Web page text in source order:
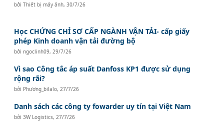
bởiThiết bị máy ảnh,30/7/26
Học CHỨNG CHỈ SƠ CẤP NGÀNH VẬN TẢI- cấp giấy
phép Kinh doanh vận tải đường bộ
bởingoclinh09, 29/7/26
Vì sao Công tắc áp suất Danfoss KP1 được sử dụng
rộng rãi?
bởi Phương_bilalo, 27/7/26
Danh sách các công ty fowarder uy tín tại Việt Nam
bởi3W Logistics, 27/7/26